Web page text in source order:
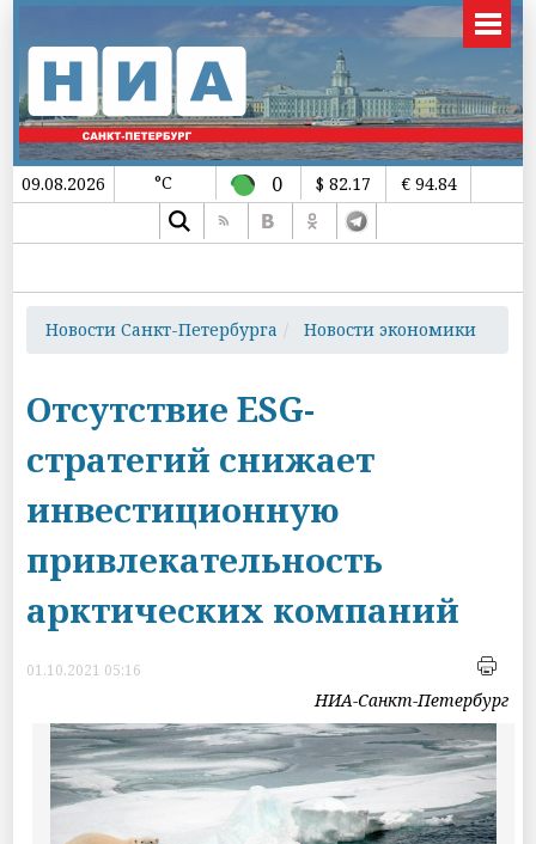
09.08.2026 °C 0 $ 82.17 € 94.84
Новости Санкт-Петербурга Новости экономики
Отсутствие ESG-
стратегий снижает
инвестиционную
привлекательность
арктических компаний
01.10.2021 05:16
НИА-Санкт-Петербург